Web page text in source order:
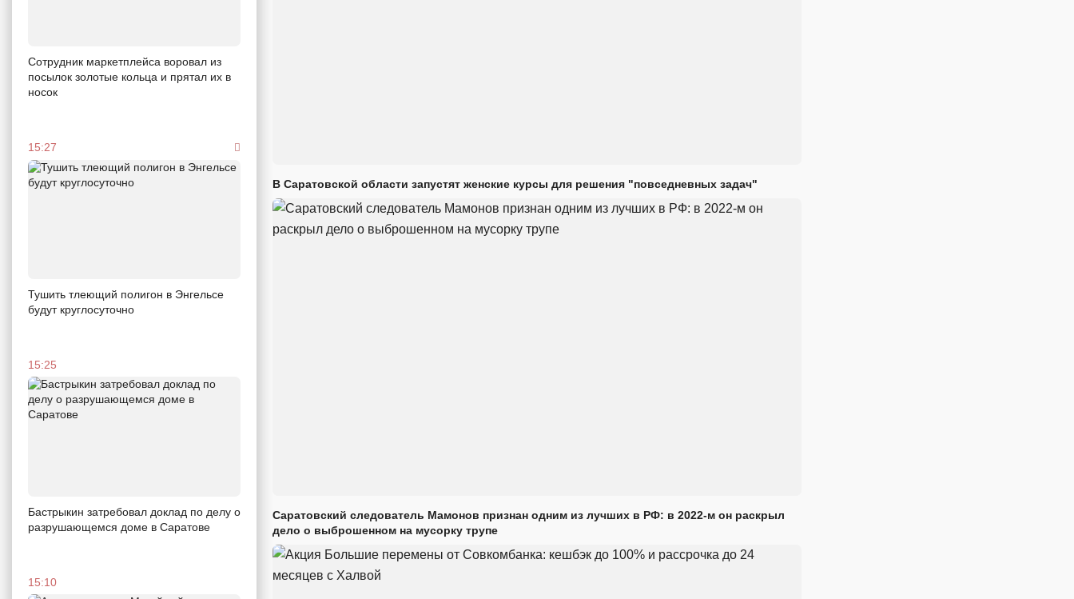
Сотрудник маркетплейса воровал из
посылок золотые кольца и прятал их в
носок
15:27
Тушить тлеющий полигон в Энгельсе
будут круглосуточно
15:25
Бастрыкин затребовал доклад по делу о
разрушающемся доме в Саратове
15:10
В Саратовской области запустят женские курсы для решения "повседневных задач"
Саратовский следователь Мамонов признан одним из лучших в РФ: в 2022-м он раскрыл
дело о выброшенном на мусорку трупе